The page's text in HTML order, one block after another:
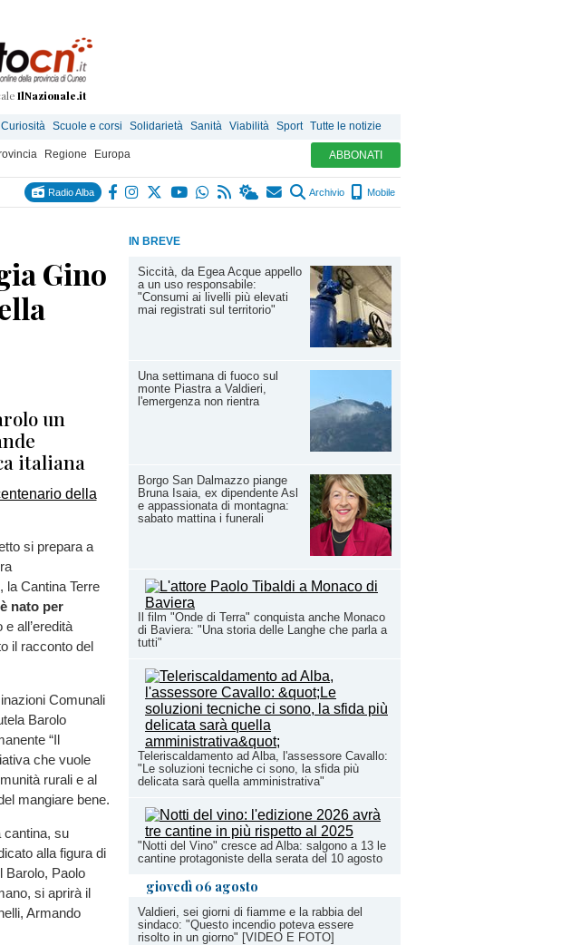
IlNazionale.it
Curiosità Scuole e corsi Solidarietà Sanità Viabilità Sport Tutte le notizie
Regione Europa ABBONATI
Radio Alba Archivio Mobile
IN BREVE
Siccità, da Egea Acque appello
a un uso responsabile:
"Consumi ai livelli più elevati
mai registrati sul territorio"
Una settimana di fuoco sul
monte Piastra a Valdieri,
l'emergenza non rientra
Borgo San Dalmazzo piange
Bruna Isaia, ex dipendente Asl
e appassionata di montagna:
sabato mattina i funerali
Il film "Onde di Terra" conquista anche Monaco
di Baviera: "Una storia delle Langhe che parla a
tutti"
Teleriscaldamento ad Alba, l'assessore Cavallo:
"Le soluzioni tecniche ci sono, la sfida più
delicata sarà quella amministrativa"
"Notti del Vino" cresce ad Alba: salgono a 13 le
cantine protagoniste della serata del 10 agosto
giovedì 06 agosto
Valdieri, sei giorni di fiamme e la rabbia del
sindaco: "Questo incendio poteva essere
risolto in un giorno" [VIDEO E FOTO]
Gino
un
italiana
si prepara a
la Cantina Terre
nato per
all’eredità
il racconto del
Comunali
Barolo
“Il
che vuole
rurali e al
mangiare bene.
cantina, su
alla figura di
Barolo, Paolo
si aprirà il
Armando